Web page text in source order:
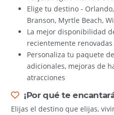
Elige tu destino -
Branson, Myrtle Beach,
La mejor disponibilidad
recientemente renovadas
Personaliza tu paquete
adicionales, mejoras de
atracciones
¡Por qué te
Elijas el destino que elijas,